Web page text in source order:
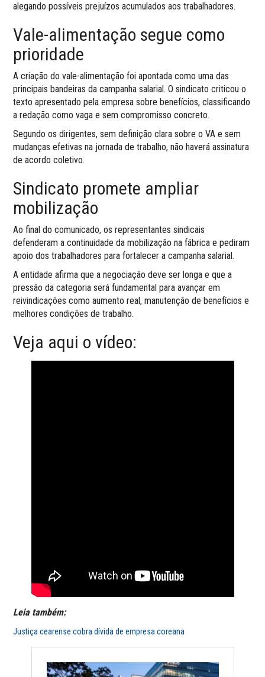
alegando possíveis prejuízos acumulados aos trabalhadores.
Vale-alimentação segue como
prioridade
A criação do vale-alimentação foi apontada como uma das
principais bandeiras da campanha salarial. O sindicato criticou o
texto apresentado pela empresa sobre benefícios, classificando
a redação como vaga e sem compromisso concreto.
Segundo os dirigentes, sem definição clara sobre o VA e sem
mudanças efetivas na jornada de trabalho, não haverá assinatura
de acordo coletivo.
Sindicato promete ampliar
mobilização
Ao final do comunicado, os representantes sindicais
defenderam a continuidade da mobilização na fábrica e pediram
apoio dos trabalhadores para fortalecer a campanha salarial.
A entidade afirma que a negociação deve ser longa e que a
pressão da categoria será fundamental para avançar em
reivindicações como aumento real, manutenção de benefícios e
melhores condições de trabalho.
Veja aqui o vídeo:
Leia também:
Justiça cearense cobra dívida de empresa coreana